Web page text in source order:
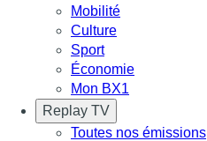
Mobilité
Culture
Sport
Économie
Mon BX1
Replay TV
Toutes nos émissions